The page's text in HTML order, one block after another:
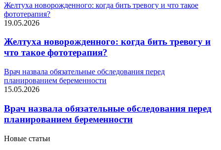
Желтуха новорожденного: когда бить тревогу и что такое
фототерапия?
19.05.2026
Желтуха новорожденного: когда бить тревогу и
что такое фототерапия?
Врач назвала обязательные обследования перед
планированием беременности
15.05.2026
Врач назвала обязательные обследования перед
планированием беременности
Новые статьи